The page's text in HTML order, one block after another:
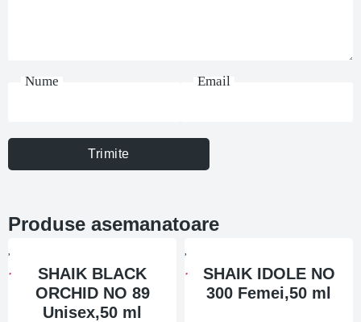
Nume Email
Trimite
Produse asemanatoare
SHAIK BLACK
ORCHID NO 89
Unisex,50 ml
SHAIK IDOLE NO
300 Femei,50 ml